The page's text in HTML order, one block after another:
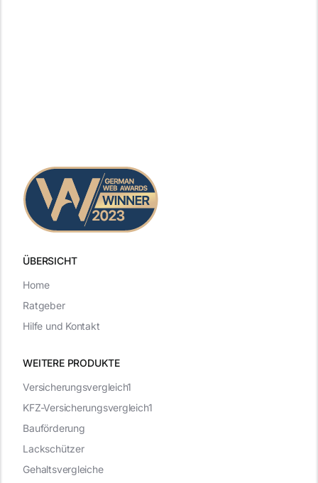
ÜBERSICHT
WEITERE PRODUKTE
Versicherungsvergleich1
KFZ-Versicherungsvergleich1
Bauförderung
Lackschützer
Gehaltsvergleiche
Home
Ratgeber
Hilfe und Kontakt